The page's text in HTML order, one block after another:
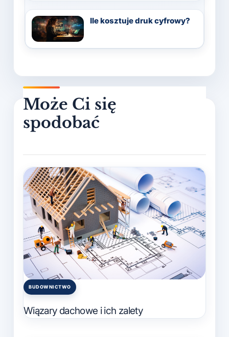
Ile kosztuje druk cyfrowy?
Posted
BUDOWNICTWO
Wiązary dachowe i ich zalety